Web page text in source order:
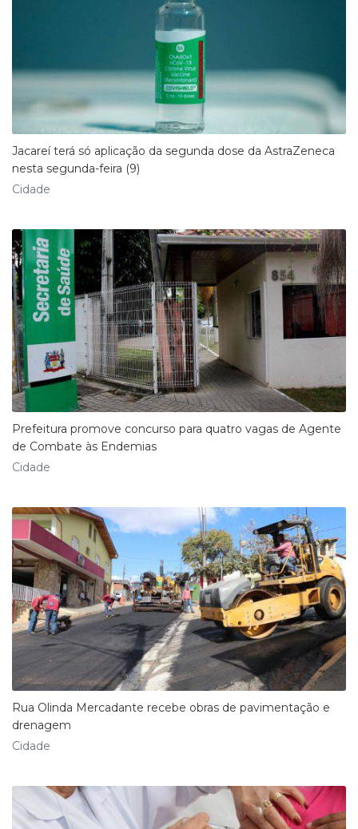
Jacareí terá só aplicação da segunda dose da AstraZeneca
nesta segunda-feira (9)
Cidade
Prefeitura promove concurso para quatro vagas de Agente
de Combate às Endemias
Cidade
Rua Olinda Mercadante recebe obras de pavimentação e
drenagem
Cidade